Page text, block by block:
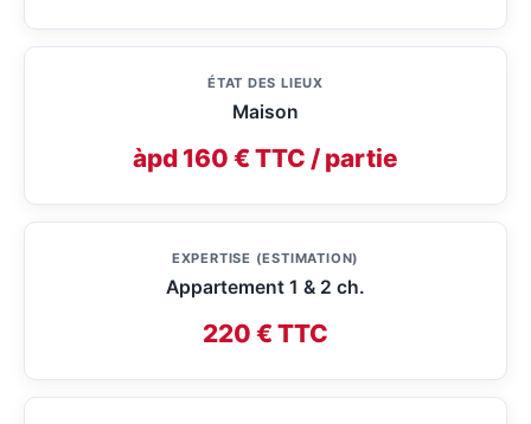
ÉTAT DES LIEUX
Maison
àpd 160 € TTC / partie
EXPERTISE (ESTIMATION)
Appartement 1 & 2 ch.
220 € TTC